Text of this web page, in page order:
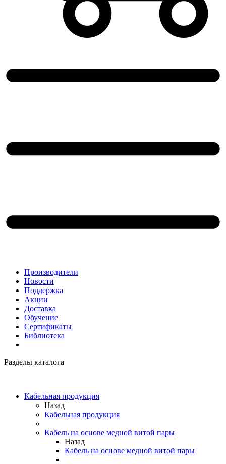
Производители
Новости
Поддержка
Акции
Доставка
Обучение
Сертификаты
Библиотека
Разделы каталога
Кабельная продукция
Назад
Кабельная продукция
Кабель на основе медной витой пары
Назад
Кабель на основе медной витой пары